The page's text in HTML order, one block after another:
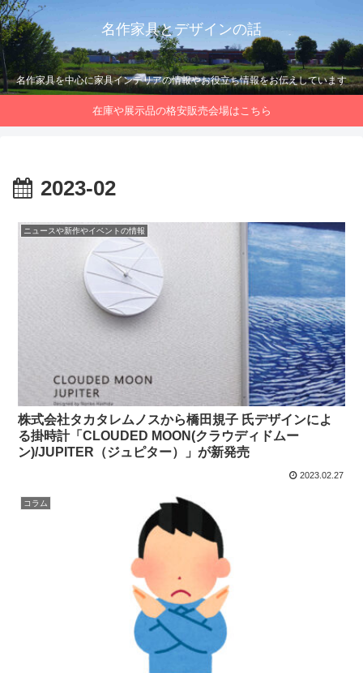
名作家具とデザインの話
名作家具を中心に家具インテリアの情報やお役立ち情報をお伝えしています
在庫や展示品の格安販売会場はこちら
2023-02
ニュースや新作やイベントの情報
株式会社タカタレムノスから橋田規子 氏デザインによ
る掛時計「CLOUDED MOON(クラウディドムー
ン)/JUPITER（ジュピター）」が新発売
2023.02.27
コラム